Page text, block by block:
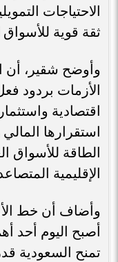
الاحتياجات
ثقة قوية
وأوضح شقير، أن
الأزمات بردود
اقتصادية
استقرارها
الطاقة للأسواق
الإقليمية
وأضاف أن خط
أصبح اليوم أحد
تمنح السعودية